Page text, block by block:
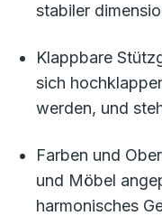
stabiler
Klappbare
sich
werden, und
Farben und
und Möbel
harmonisches